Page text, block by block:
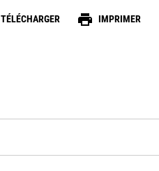
TÉLÉCHARGER print IMPRIMER